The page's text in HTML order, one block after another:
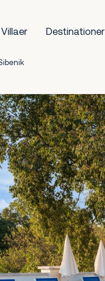
Villaer Destinationer